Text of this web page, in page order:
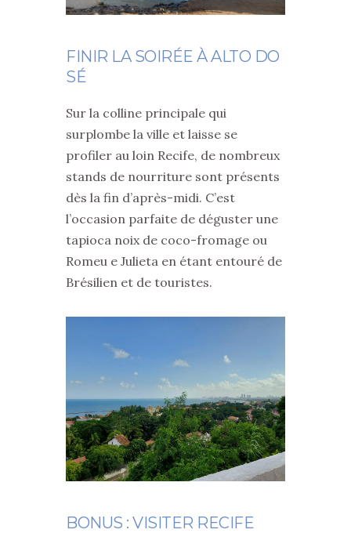
FINIR LA SOIRÉE À ALTO DO
SÉ
Sur la colline principale qui
surplombe la ville et laisse se
profiler au loin Recife, de nombreux
stands de nourriture sont présents
dès la fin d’après-midi. C’est
l’occasion parfaite de déguster une
tapioca noix de coco-fromage ou
Romeu e Julieta en étant entouré de
Brésilien et de touristes.
BONUS : VISITER RECIFE